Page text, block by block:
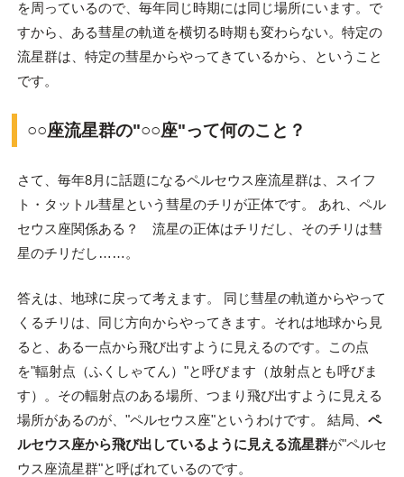
を周っているので、毎年同じ時期には同じ場所にいます。で
すから、ある彗星の軌道を横切る時期も変わらない。特定の
流星群は、特定の彗星からやってきているから、ということ
です。
○○座流星群の"○○座"って何のこと？
さて、毎年8月に話題になるペルセウス座流星群は、スイフ
ト・タットル彗星という彗星のチリが正体です。 あれ、ペル
セウス座関係ある？ 流星の正体はチリだし、そのチリは彗
星のチリだし……。
答えは、地球に戻って考えます。 同じ彗星の軌道からやって
くるチリは、同じ方向からやってきます。それは地球から見
ると、ある一点から飛び出すように見えるのです。この点
を"輻射点（ふくしゃてん）"と呼びます（放射点とも呼びま
す）。その輻射点のある場所、つまり飛び出すように見える
場所があるのが、"ペルセウス座"というわけです。 結局、 ペ
ルセウス座から飛び出しているように見える流星群が"ペルセ
ウス座流星群"と呼ばれているのです。